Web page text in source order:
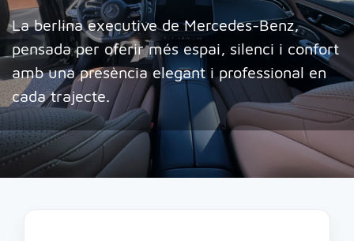
La berlina executive de Mercedes-Benz,
pensada per oferir més espai, silenci i confort
amb una presència elegant i professional en
cada trajecte.